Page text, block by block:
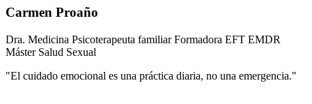
Carmen Proaño
Dra. Medicina Psicoterapeuta familiar Formadora EFT EMDR
Máster Salud Sexual
"El cuidado emocional es una práctica diaria, no una emergencia."